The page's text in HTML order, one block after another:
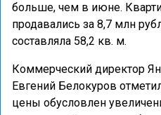
больше, чем в июне.
продавались за 8,7 млн
составляла 58,2 кв. м.
Коммерческий директор
Евгений Белокуров
цены обусловлен